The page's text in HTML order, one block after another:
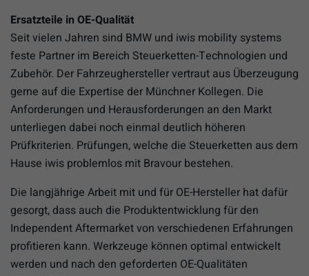
Ersatzteile in OE-Qualität
Seit vielen Jahren sind BMW und iwis mobility systems
feste Partner im Bereich Steuerketten-Technologien und
Zubehör. Der Fahrzeughersteller vertraut aus Überzeugung
gerne auf die Expertise der Münchner Kollegen. Die
Anforderungen und Herausforderungen an den Markt
unterliegen dabei noch einmal deutlich höheren
Prüfkriterien. Prüfungen, welche die Steuerketten aus dem
Hause iwis problemlos mit Bravour bestehen.
Die langjährige Arbeit mit und für OE-Hersteller hat dafür
gesorgt, dass auch die Produktentwicklung für den
Independent Aftermarket von verschiedenen Erfahrungen
profitieren kann. Werkzeuge können optimal entwickelt
werden und nach den geforderten OE-Qualitäten